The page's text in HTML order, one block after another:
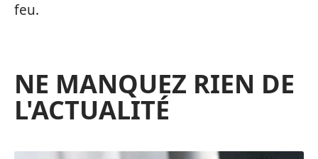
feu.
NE MANQUEZ RIEN DE
L'ACTUALITÉ